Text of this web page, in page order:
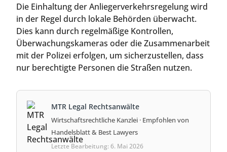
Die Einhaltung der Anliegerverkehrsregelung wird
in der Regel durch lokale Behörden überwacht.
Dies kann durch regelmäßige Kontrollen,
Überwachungskameras oder die Zusammenarbeit
mit der Polizei erfolgen, um sicherzustellen, dass
nur berechtigte Personen die Straßen nutzen.
MTR Legal Rechtsanwälte
Wirtschaftsrechtliche Kanzlei · Empfohlen von
Handelsblatt & Best Lawyers
Letzte Bearbeitung: 6. Mai 2026